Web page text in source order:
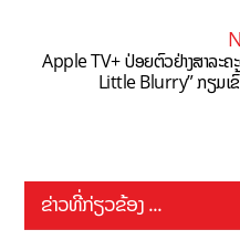
Apple TV+ ປ່ອຍຕົວຢ່າງສາລະ
Little Blurry” ກຽມເ
ຂ່າວທີ່ກ່ຽວຂ້ອງ ...